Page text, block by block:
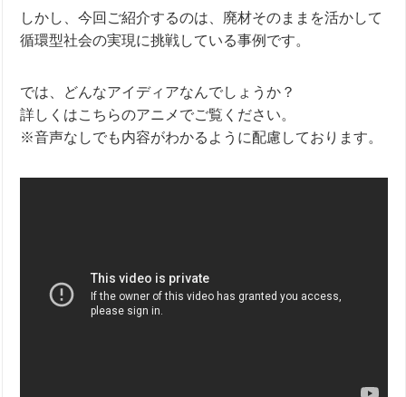
しかし、今回ご紹介するのは、廃材そのままを活かして
循環型社会の実現に挑戦している事例です。
では、どんなアイディアなんでしょうか？
詳しくはこちらのアニメでご覧ください。
※音声なしでも内容がわかるように配慮しております。